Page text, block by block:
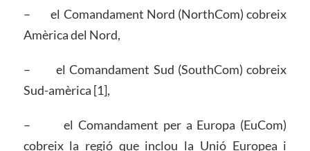
– el Comandament Nord (NorthCom) cobreix
Amèrica del Nord,
– el Comandament Sud (SouthCom) cobreix
Sud-amèrica [1],
– el Comandament per a Europa (EuCom)
cobreix la regió que inclou la Unió Europea i